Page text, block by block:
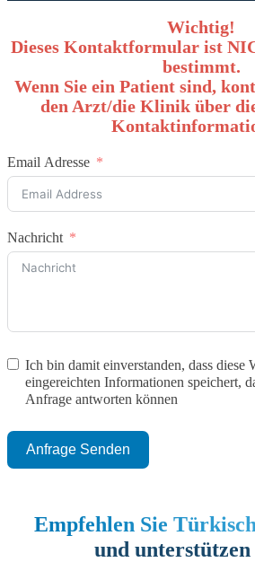
Wichtig!
Dieses Kontaktformular ist
bestimmt.
Wenn Sie ein Patient sind,
den Arzt/die Klinik über die
Email Adresse
Nachricht
Ich bin damit einverstanden, dass diese
eingereichten Informationen speichert,
Anfrage antworten können
Anfrage Senden
Empfehlen Sie
und unterstützen